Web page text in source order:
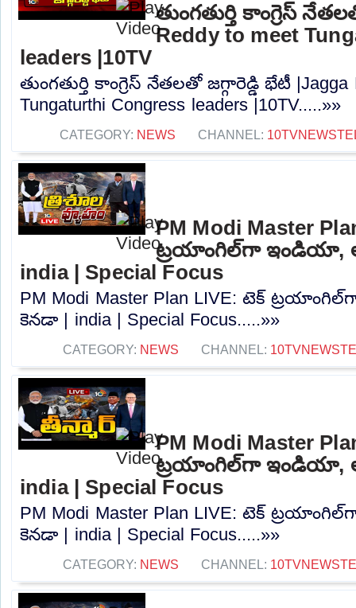
తుంగతుర్తి కాంగ్రెస్
Reddy to meet
leaders |10TV
తుంగతుర్తి కాంగ్రెస్ నేతలతో జగ్గారెడ్డి భేటీ |Jagga
Tungaturthi Congress leaders |10TV.....»»
CATEGORY: NEWS CHANNEL:
PM Modi Master
ట్రయాంగిల్‌గా ఇండియా,
india | Special Focus
PM Modi Master Plan LIVE: టెక్‌
కెనడా | india | Special Focus.....»»
CATEGORY: NEWS CHANNEL:
PM Modi Master
ట్రయాంగిల్‌గా ఇండియా,
india | Special Focus
PM Modi Master Plan LIVE: టెక్
కెనడా | india | Special Focus.....»»
CATEGORY: NEWS CHANNEL: